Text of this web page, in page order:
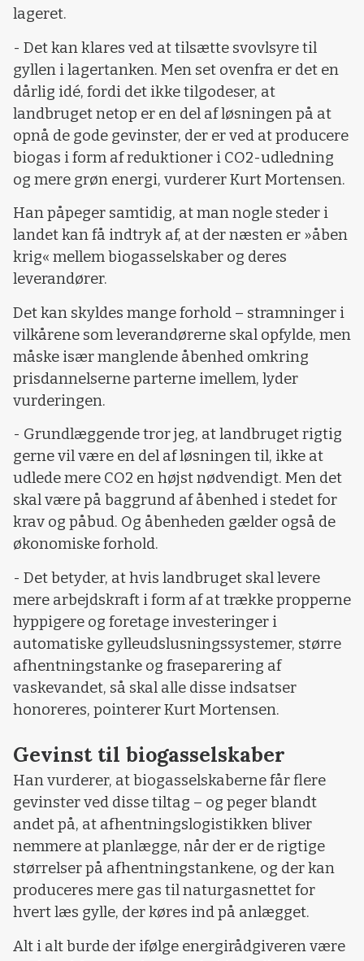
lageret.
- Det kan klares ved at tilsætte svovlsyre til
gyllen i lagertanken. Men set ovenfra er det en
dårlig idé, fordi det ikke tilgodeser, at
landbruget netop er en del af løsningen på at
opnå de gode gevinster, der er ved at producere
biogas i form af reduktioner i CO2-udledning
og mere grøn energi, vurderer Kurt Mortensen.
Han påpeger samtidig, at man nogle steder i
landet kan få indtryk af, at der næsten er »åben
krig« mellem biogasselskaber og deres
leverandører.
Det kan skyldes mange forhold – stramninger i
vilkårene som leverandørerne skal opfylde, men
måske især manglende åbenhed omkring
prisdannelserne parterne imellem, lyder
vurderingen.
- Grundlæggende tror jeg, at landbruget rigtig
gerne vil være en del af løsningen til, ikke at
udlede mere CO2 en højst nødvendigt. Men det
skal være på baggrund af åbenhed i stedet for
krav og påbud. Og åbenheden gælder også de
økonomiske forhold.
- Det betyder, at hvis landbruget skal levere
mere arbejdskraft i form af at trække propperne
hyppigere og foretage investeringer i
automatiske gylleudslusningssystemer, større
afhentningstanke og fraseparering af
vaskevandet, så skal alle disse indsatser
honoreres, pointerer Kurt Mortensen.
Gevinst til biogasselskaber
Han vurderer, at biogasselskaberne får flere
gevinster ved disse tiltag – og peger blandt
andet på, at afhentningslogistikken bliver
nemmere at planlægge, når der er de rigtige
størrelser på afhentningstankene, og der kan
produceres mere gas til naturgasnettet for
hvert læs gylle, der køres ind på anlægget.
Alt i alt burde der ifølge energirådgiveren være